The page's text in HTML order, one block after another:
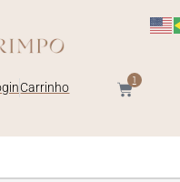
Carrinho
1